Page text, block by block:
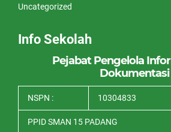
Uncategorized
Info Sekolah
Pejabat Pengelola
Dokumentasi
NSPN : 10304833
PPID SMAN 15 PADANG